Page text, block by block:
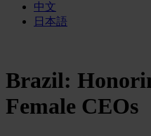
中文
日本語
Brazil:
Female CEOs